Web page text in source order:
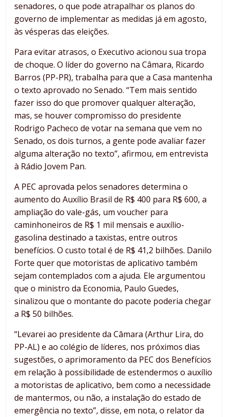
senadores, o que pode atrapalhar os planos do
governo de implementar as medidas já em agosto,
às vésperas das eleições.
Para evitar atrasos, o Executivo acionou sua tropa
de choque. O líder do governo na Câmara, Ricardo
Barros (PP-PR), trabalha para que a Casa mantenha
o texto aprovado no Senado. “Tem mais sentido
fazer isso do que promover qualquer alteração,
mas, se houver compromisso do presidente
Rodrigo Pacheco de votar na semana que vem no
Senado, os dois turnos, a gente pode avaliar fazer
alguma alteração no texto”, afirmou, em entrevista
à Rádio Jovem Pan.
A PEC aprovada pelos senadores determina o
aumento do Auxílio Brasil de R$ 400 para R$ 600, a
ampliação do vale-gás, um voucher para
caminhoneiros de R$ 1 mil mensais e auxílio-
gasolina destinado a taxistas, entre outros
benefícios. O custo total é de R$ 41,2 bilhões. Danilo
Forte quer que motoristas de aplicativo também
sejam contemplados com a ajuda. Ele argumentou
que o ministro da Economia, Paulo Guedes,
sinalizou que o montante do pacote poderia chegar
a R$ 50 bilhões.
“Levarei ao presidente da Câmara (Arthur Lira, do
PP-AL) e ao colégio de líderes, nos próximos dias
sugestões, o aprimoramento da PEC dos Benefícios
em relação à possibilidade de estendermos o auxílio
a motoristas de aplicativo, bem como a necessidade
de mantermos, ou não, a instalação do estado de
emergência no texto”, disse, em nota, o relator da